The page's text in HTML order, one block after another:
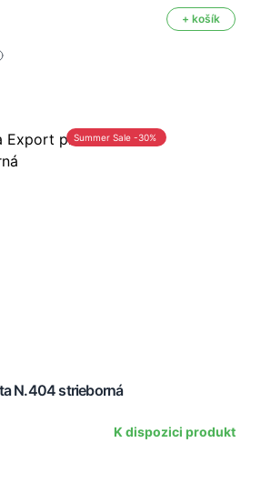
+ košík
Summer Sale -30%
N.404 strieborná
K dispozici produkt